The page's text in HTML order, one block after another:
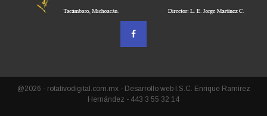
@2026 - rotativodigital.com.mx - Desarrollo web I.S.C. Enrique Ramírez
Hernández - 443 3 55 32 14